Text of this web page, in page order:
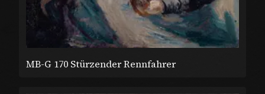
MB-G 170 Stürzender Rennfahrer